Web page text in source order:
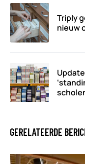
Triply
nieuw
GERELATEERDE